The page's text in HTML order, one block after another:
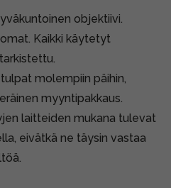
objektiivi.
Kaikki käytetyt
molempiin päihin,
myyntipakkaus.
laitteiden mukana tulevat
eivätkä ne täysin vastaa